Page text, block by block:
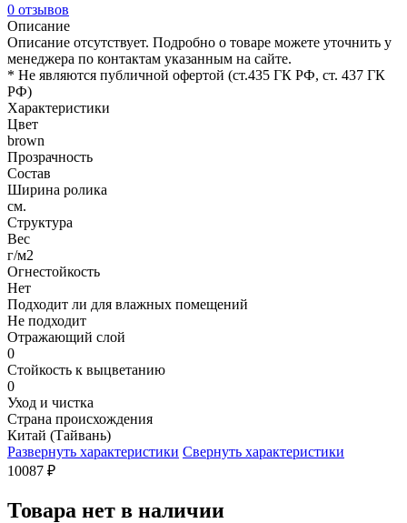
0 отзывов
Описание
Описание отсутствует. Подробно о товаре можете уточнить у
менеджера по контактам указанным на сайте.
* Не являются публичной офертой (ст.435 ГК РФ, cт. 437 ГК
РФ)
Характеристики
Цвет
brown
Прозрачность
Состав
Ширина ролика
см.
Структура
Вес
г/м2
Огнестойкость
Нет
Подходит ли для влажных помещений
Не подходит
Отражающий слой
0
Стойкость к выцветанию
0
Уход и чистка
Страна происхождения
Китай (Тайвань)
Развернуть характеристики Свернуть характеристики
10087 ₽
Товара нет в наличии